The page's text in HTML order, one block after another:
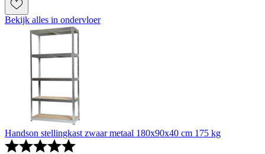
Bekijk alles in ondervloer
Handson stellingkast zwaar metaal 180x90x40 cm 175 kg